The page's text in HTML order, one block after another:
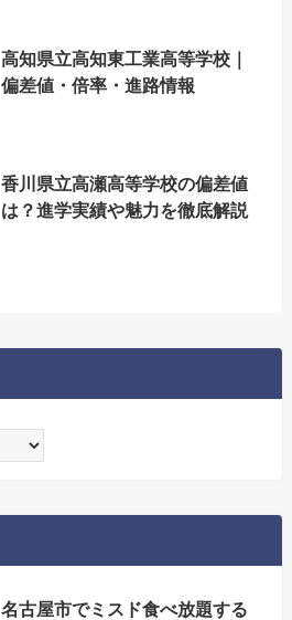
高知県立高知東工業高等学校｜
偏差値・倍率・進路情報
香川県立高瀬高等学校の偏差値
は？進学実績や魅力を徹底解説
名古屋市でミスド食べ放題する